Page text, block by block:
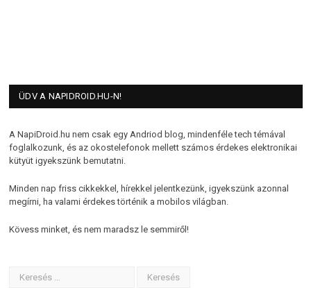
ÜDV A NAPIDROID.HU-N!
A NapiDroid.hu nem csak egy Andriod blog, mindenféle tech témával
foglalkozunk, és az okostelefonok mellett számos érdekes elektronikai
kütyüt igyekszünk bemutatni.
Minden nap friss cikkekkel, hírekkel jelentkezünk, igyekszünk azonnal
megírni, ha valami érdekes történik a mobilos világban.
Kövess minket, és nem maradsz le semmiről!